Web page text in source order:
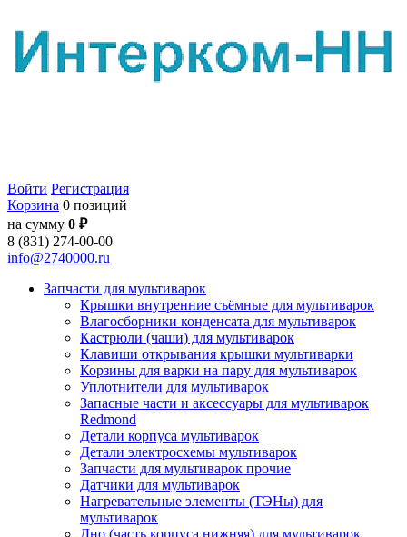
Войти Регистрация
Корзина 0 позиций
на сумму 0 ₽
8 (831) 274-00-00
info@2740000.ru
Запчасти для мультиварок
Крышки внутренние съёмные для мультиварок
Влагосборники конденсата для мультиварок
Кастрюли (чаши) для мультиварок
Клавиши открывания крышки мультиварки
Корзины для варки на пару для мультиварок
Уплотнители для мультиварок
Запасные части и аксессуары для мультиварок
Redmond
Детали корпуса мультиварок
Детали электросхемы мультиварок
Запчасти для мультиварок прочие
Датчики для мультиварок
Нагревательные элементы (ТЭНы) для
мультиварок
Дно (часть корпуса нижняя) для мультиварок